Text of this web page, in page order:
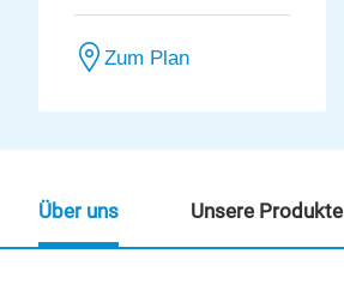
Zum Plan
Über uns Unsere Produkte